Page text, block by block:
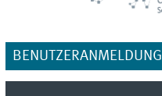
BENUTZERANMELDUNG